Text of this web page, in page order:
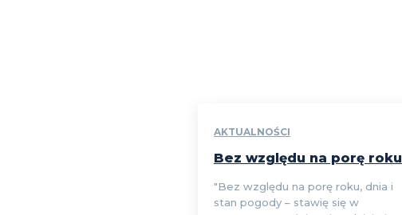
AKTUALNOŚCI
Bez względu na porę roku
"Bez względu na porę roku, dnia i
stan pogody – stawię się w